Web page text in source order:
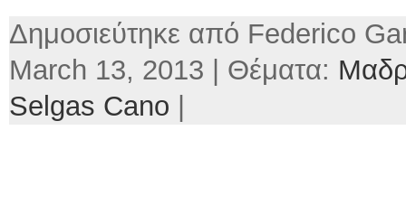
Δημοσιεύτηκε από Federico
March 13, 2013 | Θέματα:
Selgas Cano |